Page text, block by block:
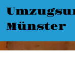
Münster